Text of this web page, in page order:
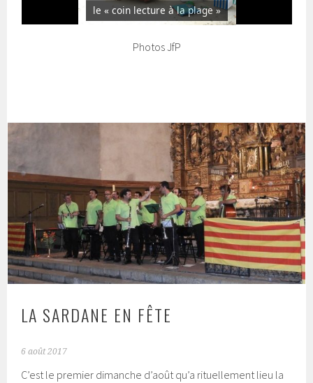
le « coin lecture à la plage »
Photos JfP
LA SARDANE EN FÊTE
6 août 2017
C’est le premier dimanche d’août qu’a rituellement lieu la